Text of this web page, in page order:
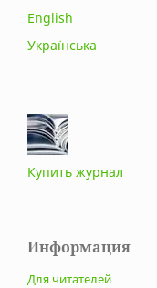
English
Українська
Купить журнал
Информация
Для читателей